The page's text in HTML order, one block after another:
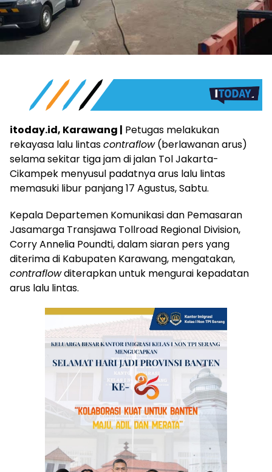
itoday.id, Karawang | Petugas melakukan
rekayasa lalu lintascontraflow(berlawanan arus)
selama sekitar tiga jam di jalan Tol Jakarta-
Cikampek menyusul padatnya arus lalu lintas
memasuki libur panjang 17 Agustus, Sabtu.
Kepala Departemen Komunikasi dan Pemasaran
Jasamarga Transjawa Tollroad Regional Division,
Corry Annelia Poundti, dalam siaran pers yang
diterima di Kabupaten Karawang, mengatakan,
contraflowditerapkan untuk mengurai kepadatan
arus lalu lintas.